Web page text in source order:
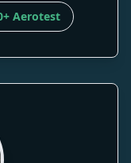
Aerotest